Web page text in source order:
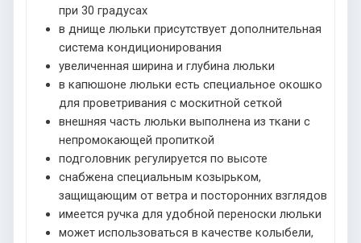
при 30 градусах
в днище люльки присутствует дополнительная
система кондиционирования
увеличенная ширина и глубина люльки
в капюшоне люльки есть специальное окошко
для проветривания с москитной сеткой
внешняя часть люльки выполнена из ткани с
непромокающей пропиткой
подголовник регулируется по высоте
снабжена специальным козырьком,
защищающим от ветра и посторонних взглядов
имеется ручка для удобной переноски люльки
может использоваться в качестве колыбели,